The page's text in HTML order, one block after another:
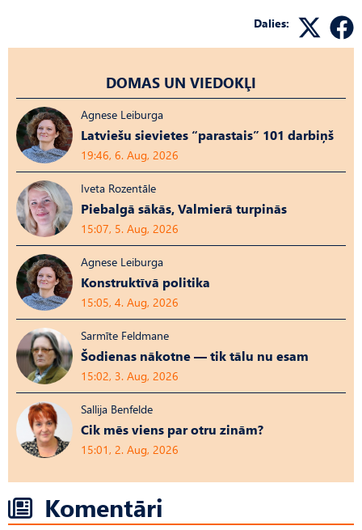
Dalies:
DOMAS UN VIEDOKĻI
Agnese Leiburga
Latviešu sievietes “parastais” 101 darbiņš
19:46, 6. Aug, 2026
Iveta Rozentāle
Piebalgā sākās, Valmierā turpinās
15:07, 5. Aug, 2026
Agnese Leiburga
Konstruktīvā politika
15:05, 4. Aug, 2026
Sarmīte Feldmane
Šodienas nākotne — tik tālu nu esam
15:02, 3. Aug, 2026
Sallija Benfelde
Cik mēs viens par otru zinām?
15:01, 2. Aug, 2026
Komentāri